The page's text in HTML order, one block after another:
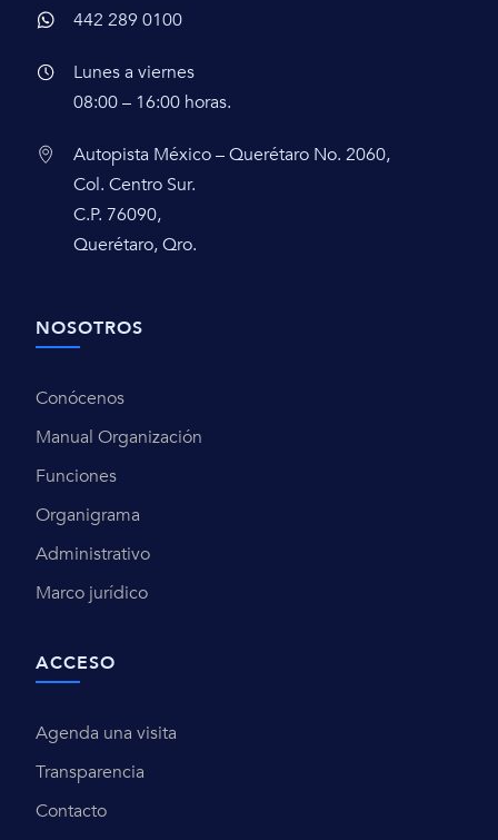
442 289 0100
Lunes a viernes
08:00 – 16:00 horas.
Autopista México – Querétaro No. 2060,
Col. Centro Sur.
C.P. 76090,
Querétaro, Qro.
NOSOTROS
Conócenos
Manual Organización
Funciones
Organigrama
Administrativo
Marco jurídico
ACCESO
Agenda una visita
Transparencia
Contacto